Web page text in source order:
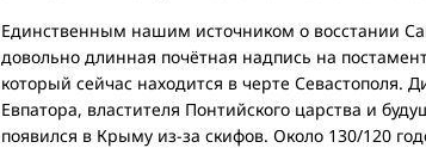
Единственным нашим источником о восстании
довольно длинная почётная надпись на
который сейчас находится в черте
Евпатора, властителя Понтийского царства и
появился в Крыму из-за скифов. Около 130/120